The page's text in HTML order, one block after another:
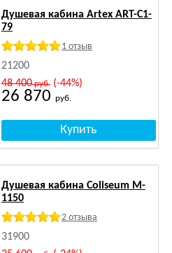
Душевая кабина Artex ART-C1-
79
1 отзыв
21200
48 400руб.(-44%)
26 870 руб.
Душевая кабина Coliseum M-
1150
2 отзыва
31900